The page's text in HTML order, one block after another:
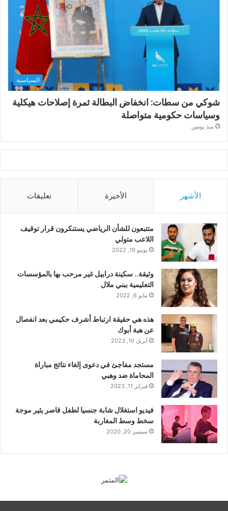
السياسية
شوكي من سطات: انخفاض البطالة ثمرة إصلاحات هيكلية
وسياسات حكومية متواصلة
منذ يومين
الأشهر الأخيرة تعليقات
متتبعون للشأن الرياضي يستنكرون قرار توقيف
اللاعب متولي
يونيو 19, 2022
وثيقة.. سكينة درابيل غير مرحب بها بالمؤسسات
التعليمية ببني ملال
مايو 6, 2022
هذه هي حقيقة ارتباط أشرف حكيمي بعد انفصال
عن هبة أبوك
أبريل 10, 2023
مستجد مفاجئ في دعوى إلغاء نتائج مباراة
المحاماة ضد وهبي
فبراير 11, 2023
فيديو استغلال شابة جنسيا لطفل قاصر يثير موجة
سخط وسط المغاربة
سبتمبر 20, 2020